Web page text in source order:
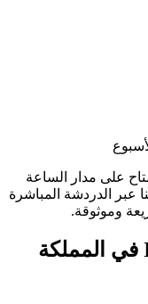
على مدار الساعة
عبر الدردشة المباشرة
وموثوقة.
كيفية الحصول على عنوان IP في المملكة